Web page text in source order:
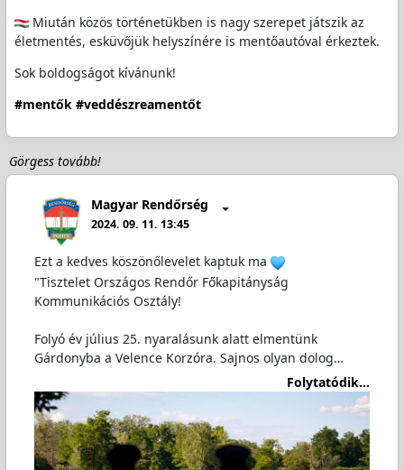
Miután közös történetükben is nagy szerepet játszik az
életmentés, esküvőjük helyszínére is mentőautóval érkeztek.
Sok boldogságot kívánunk!
#mentők #veddészreamentőt
Görgess tovább!
Magyar Rendőrség
2024. 09. 11. 13:45
Ezt a kedves köszönőlevelet kaptuk ma
"Tisztelet Országos Rendőr Főkapitányság
Kommunikációs Osztály!
Folyó év július 25. nyaralásunk alatt elmentünk
Gárdonyba a Velence Korzóra. Sajnos olyan dolog…
Folytatódik...